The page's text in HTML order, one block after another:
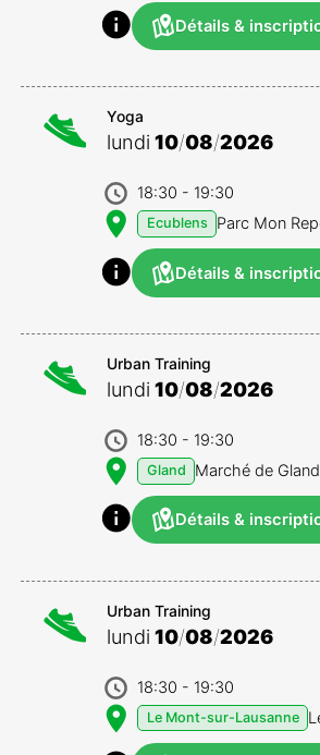
Détails &
Yoga
lundi 10/08/2026
18:30 - 19:30
Ecublens Parc Mon
Détails &
Urban Training
lundi 10/08/2026
18:30 - 19:30
Gland Marché de
Détails &
Urban Training
lundi 10/08/2026
18:30 - 19:30
Le Mont-sur-Lausanne